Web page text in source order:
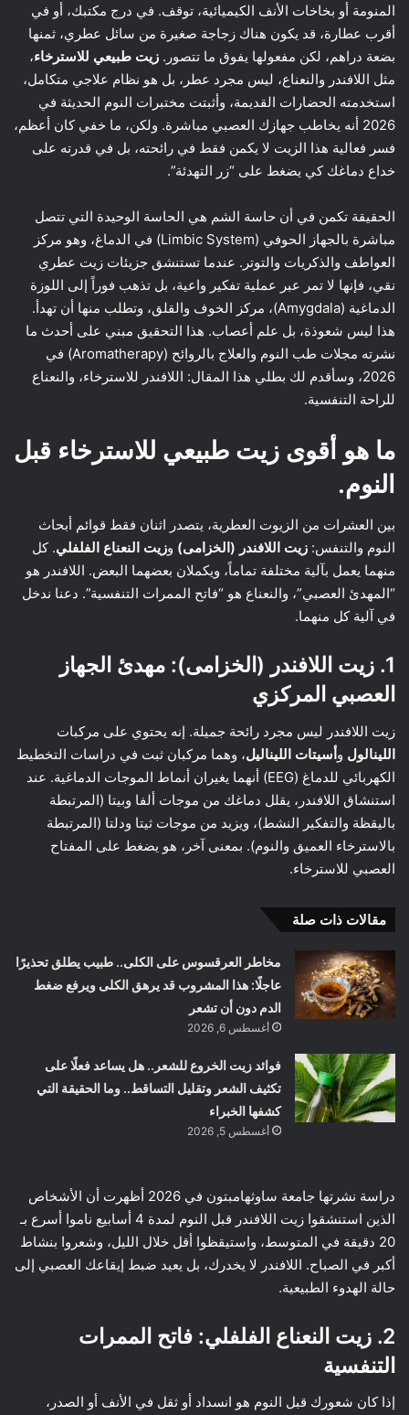
المنومة أو بخاخات الأنف الكيميائية، توقف. في درج مكتبك، أو في
أقرب عطارة، قد يكون هناك زجاجة صغيرة من سائل عطري، ثمنها
بضعة دراهم، لكن مفعولها يفوق ما تتصور. زيت طبيعي للاسترخاء،
مثل اللافندر والنعناع، ليس مجرد عطر، بل هو نظام علاجي متكامل،
استخدمته الحضارات القديمة، وأثبتت مختبرات النوم الحديثة في
2026 أنه يخاطب جهازك العصبي مباشرة. ولكن، ما خفي كان أعظم،
فسر فعالية هذا الزيت لا يكمن فقط في رائحته، بل في قدرته على
خداع دماغك كي يضغط على “زر التهدئة”.
الحقيقة تكمن في أن حاسة الشم هي الحاسة الوحيدة التي تتصل
مباشرة بالجهاز الحوفي (Limbic System) في الدماغ، وهو مركز
العواطف والذكريات والتوتر. عندما تستنشق جزيئات زيت عطري
نقي، فإنها لا تمر عبر عملية تفكير واعية، بل تذهب فوراً إلى اللوزة
الدماغية (Amygdala)، مركز الخوف والقلق، وتطلب منها أن تهدأ.
هذا ليس شعوذة، بل علم أعصاب. هذا التحقيق مبني على أحدث ما
نشرته مجلات طب النوم والعلاج بالروائح (Aromatherapy) في
2026، وسأقدم لك بطلي هذا المقال: اللافندر للاسترخاء، والنعناع
للراحة التنفسية.
ما هو أقوى زيت طبيعي للاسترخاء قبل
النوم.
بين العشرات من الزيوت العطرية، يتصدر اثنان فقط قوائم أبحاث
النوم والتنفس: زيت اللافندر (الخزامى) وزيت النعناع الفلفلي. كل
منهما يعمل بآلية مختلفة تماماً، ويكملان بعضهما البعض. اللافندر هو
“المهدئ العصبي”، والنعناع هو “فاتح الممرات التنفسية”. دعنا ندخل
في آلية كل منهما.
1. زيت اللافندر (الخزامى): مهدئ الجهاز
العصبي المركزي
زيت اللافندر ليس مجرد رائحة جميلة. إنه يحتوي على مركبات
اللينالول وأسيتات الليناليل، وهما مركبان ثبت في دراسات التخطيط
الكهربائي للدماغ (EEG) أنهما يغيران أنماط الموجات الدماغية. عند
استنشاق اللافندر، يقلل دماغك من موجات ألفا وبيتا (المرتبطة
باليقظة والتفكير النشط)، ويزيد من موجات ثيتا ودلتا (المرتبطة
بالاسترخاء العميق والنوم). بمعنى آخر، هو يضغط على المفتاح
العصبي للاسترخاء.
مقالات ذات صلة
مخاطر العرقسوس على الكلى.. طبيب يطلق تحذيرًا
عاجلًا: هذا المشروب قد يرهق الكلى ويرفع ضغط
الدم دون أن تشعر
أغسطس 6, 2026
فوائد زيت الخروع للشعر.. هل يساعد فعلًا على
تكثيف الشعر وتقليل التساقط.. وما الحقيقة التي
كشفها الخبراء
أغسطس 5, 2026
دراسة نشرتها جامعة ساوثهامبتون في 2026 أظهرت أن الأشخاص
الذين استنشقوا زيت اللافندر قبل النوم لمدة 4 أسابيع ناموا أسرع بـ
20 دقيقة في المتوسط، واستيقظوا أقل خلال الليل، وشعروا بنشاط
أكبر في الصباح. اللافندر لا يخدرك، بل يعيد ضبط إيقاعك العصبي إلى
حالة الهدوء الطبيعية.
2. زيت النعناع الفلفلي: فاتح الممرات
التنفسية
إذا كان شعورك قبل النوم هو انسداد أو ثقل في الأنف أو الصدر،